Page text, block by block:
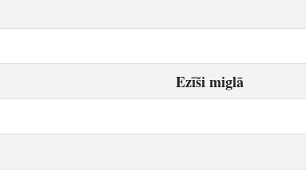
Ezīši miglā